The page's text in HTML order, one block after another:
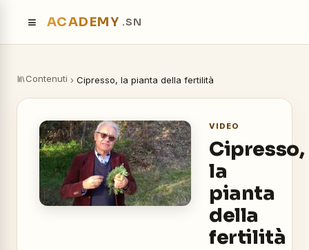
≡ ACADEMY .SN
Contenuti › Cipresso, la pianta della fertilità
VIDEO
Cipresso,
la
pianta
della
fertilità